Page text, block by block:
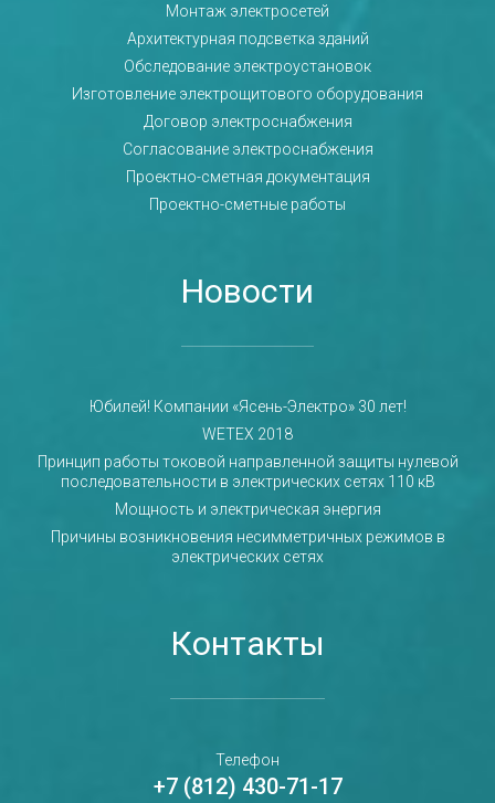
Монтаж электросетей
Архитектурная подсветка зданий
Обследование электроустановок
Изготовление электрощитового оборудования
Договор электроснабжения
Согласование электроснабжения
Проектно-сметная документация
Проектно-сметные работы
Новости
Юбилей! Компании «Ясень-Электро» 30 лет!
WETEX 2018
Принцип работы токовой направленной защиты нулевой
последовательности в электрических сетях 110 кВ
Мощность и электрическая энергия
Причины возникновения несимметричных режимов в
электрических сетях
Контакты
Телефон
+7 (812) 430-71-17